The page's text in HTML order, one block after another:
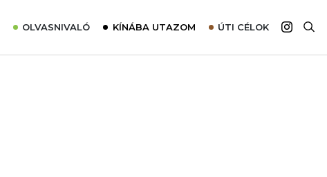
OLVASNIVALÓ KÍNÁBA UTAZOM ÚTI CÉLOK